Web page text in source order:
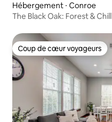
Hébergement ⋅ Conroe
The Black Oak: Forest & Chill
Coup de cœur voyageurs
Coup de cœur voyageurs